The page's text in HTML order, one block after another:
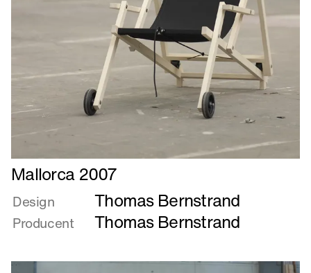
Læs
mere
om
Mallorca
2007
Mallorca 2007
Design Thomas Bernstrand
Producent Thomas Bernstrand